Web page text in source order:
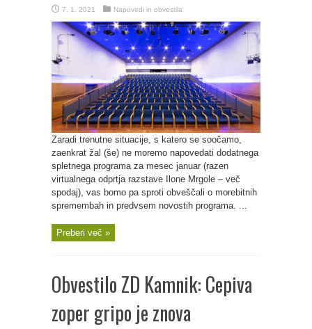
7. 1. 2021 Napovedi in obvestila
Zaradi trenutne situacije, s katero se soočamo,
zaenkrat žal (še) ne moremo napovedati dodatnega
spletnega programa za mesec januar (razen
virtualnega odprtja razstave Ilone Mrgole – več
spodaj), vas bomo pa sproti obveščali o morebitnih
spremembah in predvsem novostih programa. ...
Preberi več »
Obvestilo ZD Kamnik: Cepiva
zoper gripo je znova